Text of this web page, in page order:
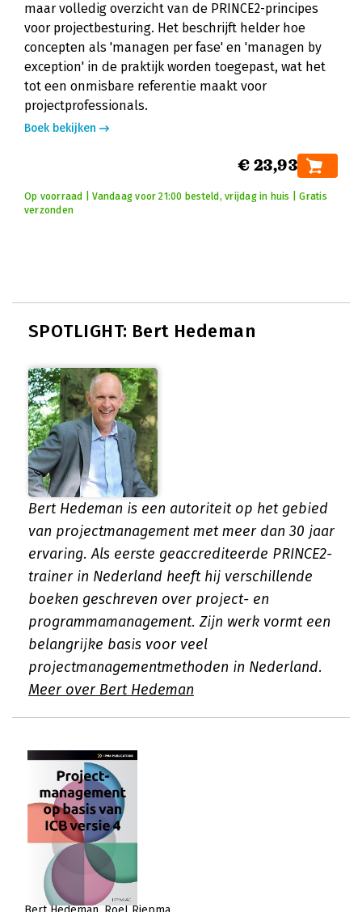
maar volledig overzicht van de PRINCE2-principes
voor projectbesturing. Het beschrijft helder hoe
concepten als 'managen per fase' en 'managen by
exception' in de praktijk worden toegepast, wat het
tot een onmisbare referentie maakt voor
projectprofessionals.
Boek bekijken
€ 23,93
Op voorraad | Vandaag voor 21:00 besteld, vrijdag in huis | Gratis
verzonden
SPOTLIGHT: Bert Hedeman
Bert Hedeman is een autoriteit op het gebied
van projectmanagement met meer dan 30 jaar
ervaring. Als eerste geaccrediteerde PRINCE2-
trainer in Nederland heeft hij verschillende
boeken geschreven over project- en
programmamanagement. Zijn werk vormt een
belangrijke basis voor veel
projectmanagementmethoden in Nederland.
Meer over Bert Hedeman